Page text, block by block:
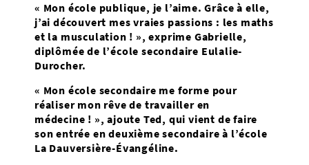
« Mon école publique, je l’aime. Grâce à elle,
j’ai découvert mes vraies passions : les maths
et la musculation ! », exprime Gabrielle,
diplômée de l’école secondaire Eulalie-
Durocher.
« Mon école secondaire me forme pour
réaliser mon rêve de travailler en
médecine ! », ajoute Ted, qui vient de faire
son entrée en deuxième secondaire à l’école
La Dauversière-Évangéline.